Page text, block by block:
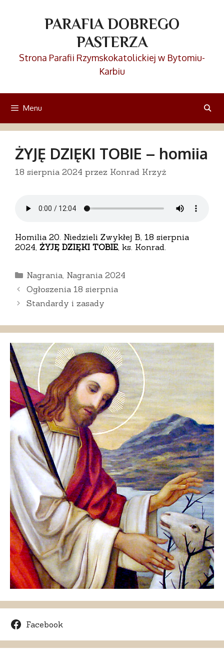
PARAFIA DOBREGO
PASTERZA
Strona Parafii Rzymskokatolickiej w Bytomiu-
Karbiu
Menu
ŻYJĘ DZIĘKI TOBIE – homiia
18 sierpnia 2024 przez Konrad Krzyż
Homilia 20. Niedzieli Zwykłej B, 18 sierpnia
2024, ŻYJĘ DZIĘKI TOBIE, ks. Konrad.
Kategorie
Nagrania, Nagrania 2024
Ogłoszenia 18 sierpnia
Standardy i zasady
Facebook